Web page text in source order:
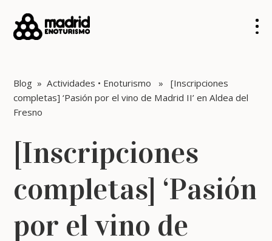
Blog »Actividades • Enoturismo » [Inscripciones
completas] ‘Pasión por el vino de Madrid II’ en Aldea del
Fresno
[Inscripciones
completas] ‘Pasión
por el vino de